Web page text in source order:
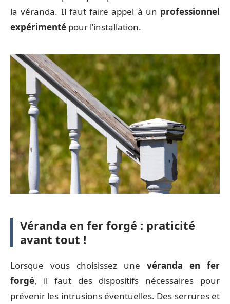
la véranda. Il faut faire appel à un professionnel
expérimenté pour l’installation.
Véranda en fer forgé : praticité
avant tout !
Lorsque vous choisissez une véranda en fer
forgé, il faut des dispositifs nécessaires pour
prévenir les intrusions éventuelles. Des serrures et